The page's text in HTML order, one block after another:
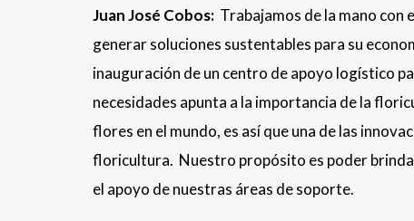
Juan José Cobos: Trabajamos de la mano con
generar soluciones sustentables para su
inauguración de un centro de apoyo logístico
necesidades apunta a la importancia de la
flores en el mundo, es así que una de las
floricultura. Nuestro propósito es poder
el apoyo de nuestras áreas de soporte.